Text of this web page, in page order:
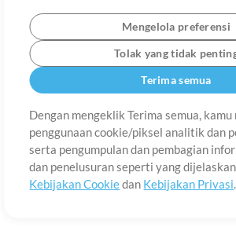
Mengelola preferensi
Tolak yang tidak
Terima semua
Dengan mengeklik Terima semua,
penggunaan cookie/piksel analitik dan
serta pengumpulan dan pembagian
dan penelusuran seperti yang
Kebijakan Cookiedan Kebijakan Privasi.